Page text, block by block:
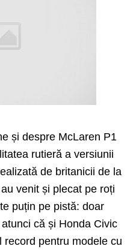
și despre McLaren P1
rutieră a versiunii
de britanicii de la
venit și plecat pe roți
puțin pe pistă: doar
că și Honda Civic
record pentru modele cu